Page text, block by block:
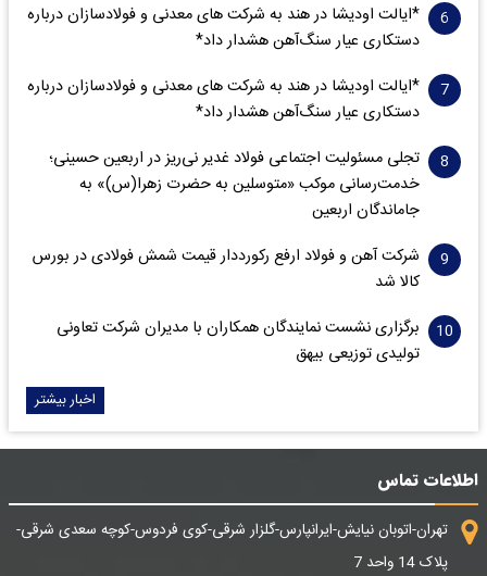
*ایالت اودیشا در هند به شرکت های معدنی و فولادسازان درباره
دستکاری عیار سنگ‌آهن هشدار داد*
*ایالت اودیشا در هند به شرکت های معدنی و فولادسازان درباره
دستکاری عیار سنگ‌آهن هشدار داد*
تجلی مسئولیت اجتماعی فولاد غدیر نی‌ریز در اربعین حسینی؛
خدمت‌رسانی موکب «متوسلین به حضرت زهرا(س)» به
جاماندگان اربعین
شرکت آهن و فولاد ارفع رکورددار قیمت شمش فولادی در بورس
کالا شد
برگزاری نشست نمایندگان همکاران با مدیران شرکت تعاونی
تولیدی توزیعی بیهق
اخبار بیشتر
اطلاعات تماس
تهران-اتوبان نیایش-ایرانپارس-گلزار شرقی-کوی فردوس-کوچه سعدی شرقی-
پلاک 14 واحد 7